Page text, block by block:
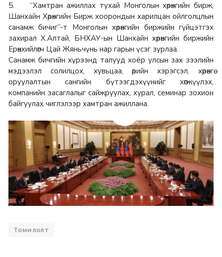
5. “Хамтран ажиллах тухай Монголын хөрөнгийн бирж,
Шанхайн Хөрөнгийн Бирж хоорондын харилцан ойлголцлын
санамж бичиг”-т Монголын хөрөнгийн биржийн гүйцэтгэх
захирал Х.Алтай, БНХАУ-ын Шанхайн хөрөнгийн биржийн
Ерөнхийлөгч Цай Жяньчүнь нар гарын үсэг зурлаа.
Санамж бичгийн хүрээнд талууд хоёр улсын зах зээлийн
мэдээлэл солилцох, хувьцаа, өрийн хэрэгсэл, хөрөнгө
оруулалтын сангийн бүтээгдэхүүнийг хөгжүүлэх,
компанийн засаглалыг сайжруулах, хурал, семинар зохион
байгуулах чиглэлээр хамтран ажиллана.
Томилолт